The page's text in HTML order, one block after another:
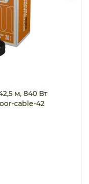
м, 840 Вт
cable-42